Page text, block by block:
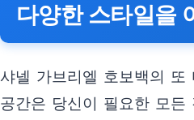
다양한 스타일을
샤넬 가브리엘 호보백의
공간은 당신이 필요한 모든